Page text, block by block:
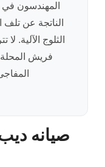
المهندسون
الناتجة عن تلف
الثلوج الآلية.
فريش المحلة
صيانه